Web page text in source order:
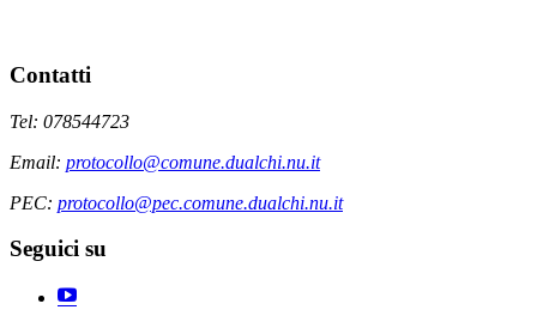
Contatti
Tel: 078544723
Email: protocollo@comune.dualchi.nu.it
PEC: protocollo@pec.comune.dualchi.nu.it
Seguici su